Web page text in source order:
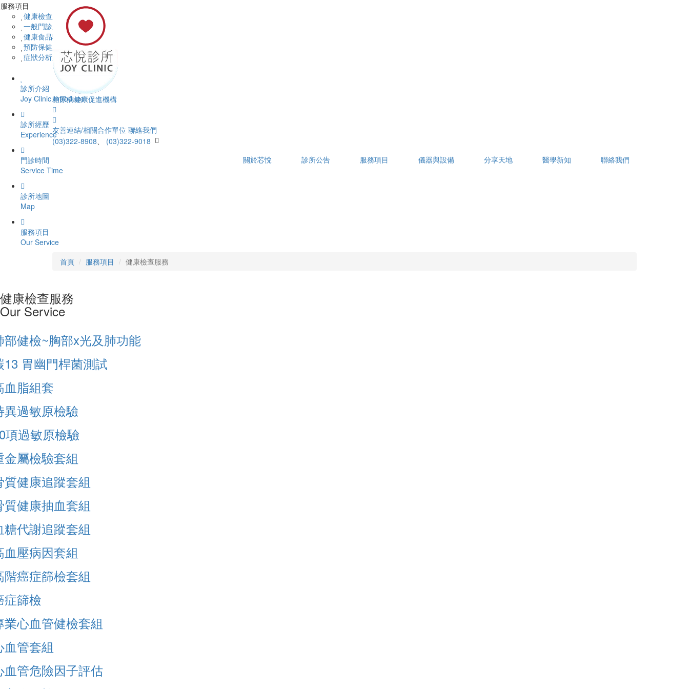
糖尿病健康促進機構
友善連結/相關合作單位 聯絡我們
(03)322-8908、 (03)322-9018
關於芯悅
診所公告 服務項目 儀器與設備 分享天地 醫學新知 聯絡我們
服務項目
健康檢查服務
一般門診服務
健康食品種類
預防保健服務
症狀分析服務
診所介紹
Joy Clinic Introduce
診所經歷
Experience
門診時間
Service Time
診所地圖
Map
服務項目
Our Service
首頁
服務項目 健康檢查服務
健康檢查服務
Our Service
部健檢~胸部x光及肺功能
13 胃幽門桿菌測試
血脂組套
異過敏原檢驗
項過敏原檢驗
金屬檢驗套組
質健康追蹤套組
質健康抽血套組
糖代謝追蹤套組
血壓病因套組
階癌症篩檢套組
症篩檢
業心血管健檢套組
血管套組
血管危險因子評估